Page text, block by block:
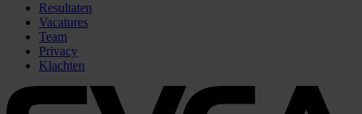
Resultaten
Vacatures
Team
Privacy
Klachten